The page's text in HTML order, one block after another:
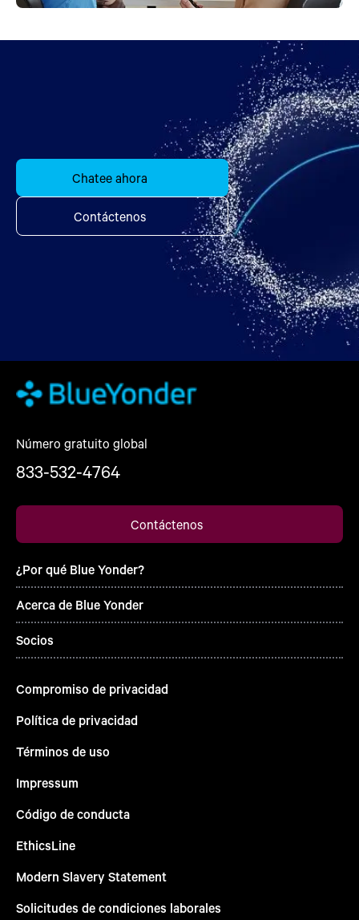
Chatee ahora
Contáctenos
Número gratuito global
833-532-4764
Contáctenos
¿Por qué Blue Yonder?
Acerca de Blue Yonder
Socios
Compromiso de privacidad
Política de privacidad
Términos de uso
Impressum
Código de conducta
EthicsLine
Modern Slavery Statement
Solicitudes de condiciones laborales